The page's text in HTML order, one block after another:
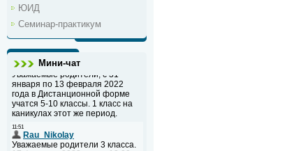
ЮИД
Семинар-практикум
Мини-чат